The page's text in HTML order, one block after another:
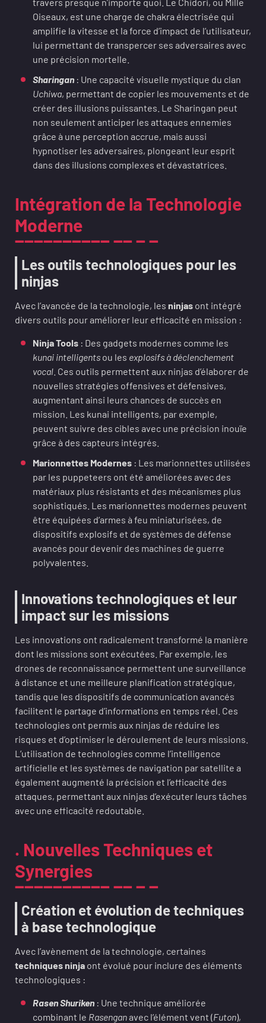
Oiseaux, est une charge de chakra électrisée qui
amplifie la vitesse et la force d’impact de l’utilisateur,
lui permettant de transpercer ses adversaires avec
une précision mortelle.
Sharingan : Une capacité visuelle mystique du clan
Uchiwa, permettant de copier les mouvements et de
créer des illusions puissantes. Le Sharingan peut
non seulement anticiper les attaques ennemies
grâce à une perception accrue, mais aussi
hypnotiser les adversaires, plongeant leur esprit
dans des illusions complexes et dévastatrices.
Intégration de la Technologie
Moderne
Les outils technologiques pour les
ninjas
Avec l’avancée de la technologie, les ninjas ont intégré
divers outils pour améliorer leur efficacité en mission :
Ninja Tools : Des gadgets modernes comme les
kunai intelligents ou les explosifs à déclenchement
vocal . Ces outils permettent aux ninjas d’élaborer de
nouvelles stratégies offensives et défensives,
augmentant ainsi leurs chances de succès en
mission. Les kunai intelligents, par exemple,
peuvent suivre des cibles avec une précision inouïe
grâce à des capteurs intégrés.
Marionnettes Modernes : Les marionnettes utilisées
par les puppeteers ont été améliorées avec des
matériaux plus résistants et des mécanismes plus
sophistiqués. Les marionnettes modernes peuvent
être équipées d’armes à feu miniaturisées, de
dispositifs explosifs et de systèmes de défense
avancés pour devenir des machines de guerre
polyvalentes.
Innovations technologiques et leur
impact sur les missions
Les innovations ont radicalement transformé la manière
dont les missions sont exécutées. Par exemple, les
drones de reconnaissance permettent une surveillance
à distance et une meilleure planification stratégique,
tandis que les dispositifs de communication avancés
facilitent le partage d’informations en temps réel. Ces
technologies ont permis aux ninjas de réduire les
risques et d’optimiser le déroulement de leurs missions.
L’utilisation de technologies comme l’intelligence
artificielle et les systèmes de navigation par satellite a
également augmenté la précision et l’efficacité des
attaques, permettant aux ninjas d’exécuter leurs tâches
avec une efficacité redoutable.
. Nouvelles Techniques et
Synergies
Création et évolution de techniques
à base technologique
Avec l’avènement de la technologie, certaines
techniques ninja ont évolué pour inclure des éléments
technologiques :
Rasen Shuriken : Une technique améliorée
combinant le Rasenganavec l’élément vent (Futon),